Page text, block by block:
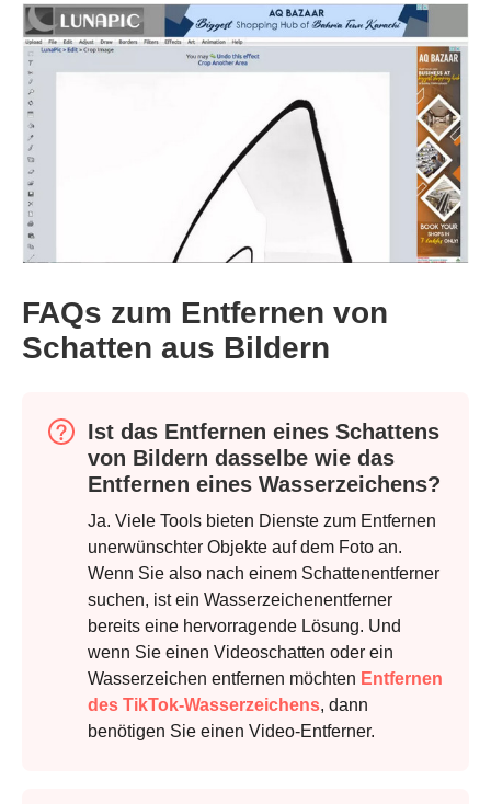
Schritt 1.
FAQs zum Entfernen von
Schatten aus Bildern
Ist das Entfernen eines Schattens
von Bildern dasselbe wie das
Entfernen eines Wasserzeichens?
Ja. Viele Tools bieten Dienste zum Entfernen
unerwünschter Objekte auf dem Foto an.
Wenn Sie also nach einem Schattenentferner
suchen, ist ein Wasserzeichenentferner
bereits eine hervorragende Lösung. Und
wenn Sie einen Videoschatten oder ein
Wasserzeichen entfernen möchten Entfernen
des TikTok-Wasserzeichens, dann
benötigen Sie einen Video-Entferner.